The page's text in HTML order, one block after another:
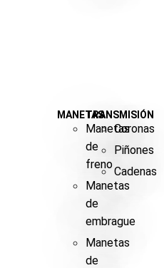
MANETAS
Manetas
de
freno
Manetas
de
embrague
Manetas
de
TRANSMISIÓN
Coronas
Piñones
Cadenas